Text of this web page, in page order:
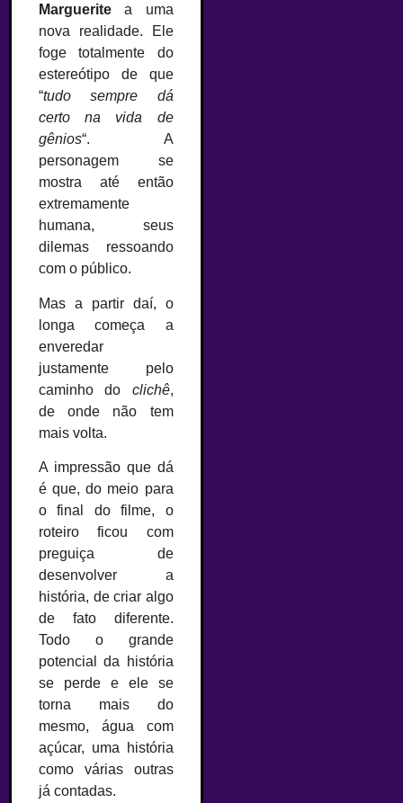
Marguerite a uma
nova realidade. Ele
foge totalmente do
estereótipo de que
“tudo sempre dá
certo na vida de
gênios“. A
personagem se
mostra até então
extremamente
humana, seus
dilemas ressoando
com o público.
Mas a partir daí, o
longa começa a
enveredar
justamente pelo
caminho do clichê,
de onde não tem
mais volta.
A impressão que dá
é que, do meio para
o final do filme, o
roteiro ficou com
preguiça de
desenvolver a
história, de criar algo
de fato diferente.
Todo o grande
potencial da história
se perde e ele se
torna mais do
mesmo, água com
açúcar, uma história
como várias outras
já contadas.